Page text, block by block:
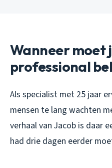
Wanneer moet
professional
Als specialist met 25 jaar
mensen te lang wachten
verhaal van Jacob is daar
had drie dagen eerder